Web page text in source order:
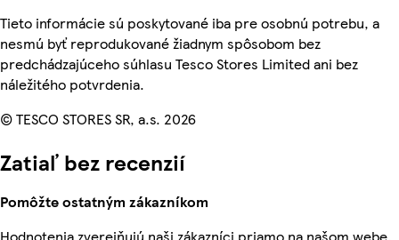
Tieto informácie sú poskytované iba pre osobnú potrebu, a
nesmú byť reprodukované žiadnym spôsobom bez
predchádzajúceho súhlasu Tesco Stores Limited ani bez
náležitého potvrdenia.
© TESCO STORES SR, a.s. 2026
Zatiaľ bez recenzií
Pomôžte ostatným zákazníkom